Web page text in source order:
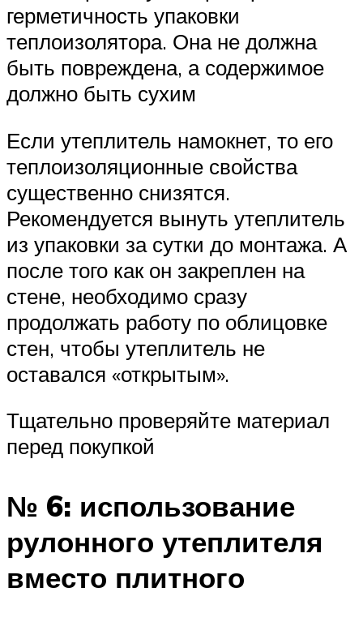
герметичность упаковки
теплоизолятора. Она не должна
быть повреждена, а содержимое
должно быть сухим
Если утеплитель намокнет, то его
теплоизоляционные свойства
существенно снизятся.
Рекомендуется вынуть утеплитель
из упаковки за сутки до монтажа. А
после того как он закреплен на
стене, необходимо сразу
продолжать работу по облицовке
стен, чтобы утеплитель не
оставался «открытым».
Тщательно проверяйте материал
перед покупкой
№ 6: использование
рулонного утеплителя
вместо плитного